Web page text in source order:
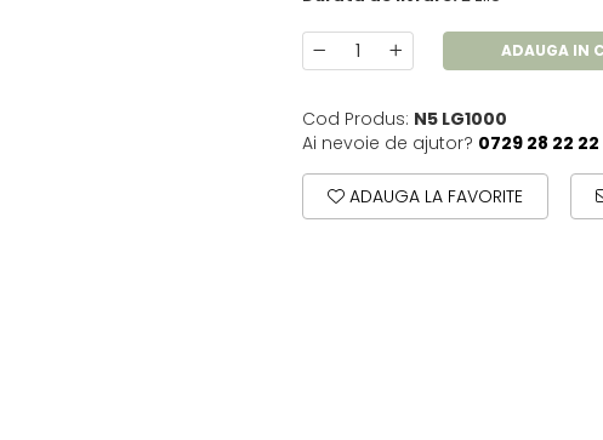
ADAUGA IN
Cod Produs: N5 LG1000
Ai nevoie de ajutor? 0729 28 22 22
ADAUGA LA FAVORITE